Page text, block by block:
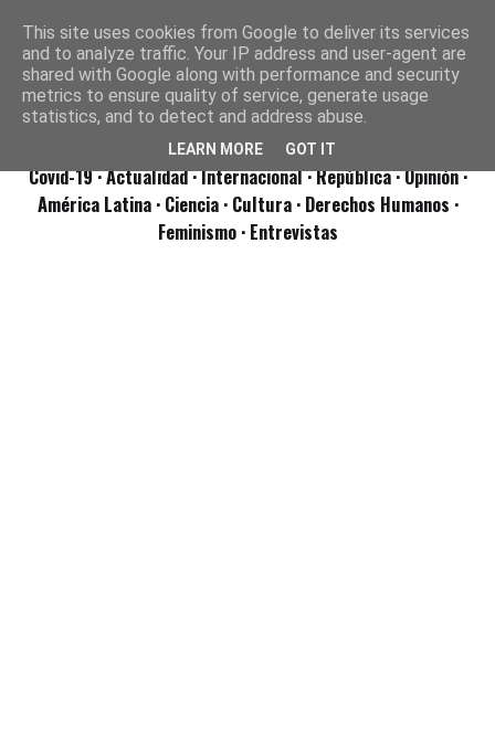
Covid-19· Actualidad· Internacional· República· Opinión·
América Latina · Ciencia · Cultura · Derechos Humanos ·
Feminismo · Entrevistas
This site uses cookies from Google to deliver its services
and to analyze traffic. Your IP address and user-agent are
shared with Google along with performance and security
metrics to ensure quality of service, generate usage
statistics, and to detect and address abuse.
LEARN MORE GOT IT